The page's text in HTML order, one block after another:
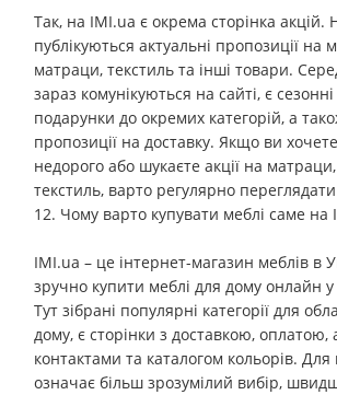
Так, на IMI.ua є окрема сторінка акцій.
публікуються актуальні пропозиції на
матраци, текстиль та інші товари.
зараз комунікуються на сайті, є
подарунки до окремих категорій, а
пропозиції на доставку. Якщо ви
недорого або шукаєте акції на
текстиль, варто регулярно
12. Чому варто купувати меблі саме на
IMI.ua – це інтернет-магазин меблів в
зручно купити меблі для дому онлайн у
Тут зібрані популярні категорії для
дому, є сторінки з доставкою, оплатою,
контактами та каталогом кольорів.
означає більш зрозумілий вибір,